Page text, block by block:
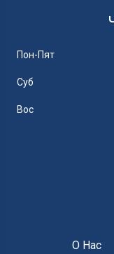
Пон-Пят
Суб
Вос
О Нас